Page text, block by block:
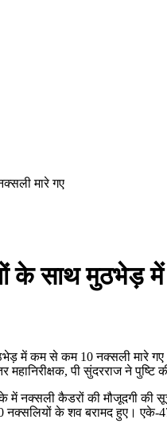
मारे गए
के साथ मुठभेड़
में कम से कम 10 नक्सली मारे
पी सुंदरराज ने
में नक्सली कैडरों की मौजूदगी
नक्सलियों के शव बरामद हुए।